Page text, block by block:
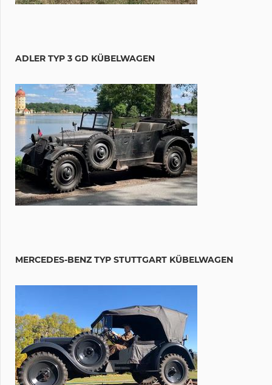
ADLER TYP 3 GD KÜBELWAGEN
MERCEDES-BENZ TYP STUTTGART KÜBELWAGEN